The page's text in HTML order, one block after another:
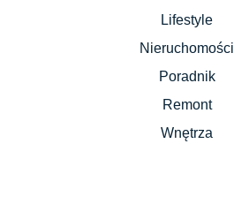
Lifestyle
Nieruchomości
Poradnik
Remont
Wnętrza